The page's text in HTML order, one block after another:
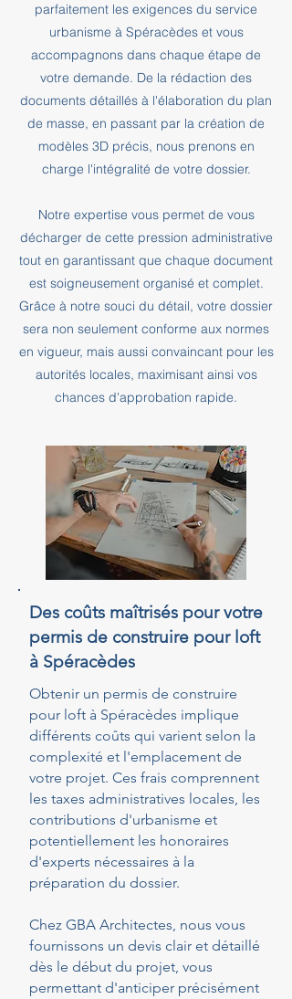
parfaitement les exigences du service
urbanisme à Spéracèdes et vous
accompagnons dans chaque étape de
votre demande. De la rédaction des
documents détaillés à l'élaboration du plan
de masse, en passant par la création de
modèles 3D précis, nous prenons en
charge l'intégralité de votre dossier.
Notre expertise vous permet de vous
décharger de cette pression administrative
tout en garantissant que chaque document
est soigneusement organisé et complet.
Grâce à notre souci du détail, votre dossier
sera non seulement conforme aux normes
en vigueur, mais aussi convaincant pour les
autorités locales, maximisant ainsi vos
chances d'approbation rapide.
Des coûts maîtrisés pour votre
permis de construire pour loft
à Spéracèdes
Obtenir un permis de construire
pour loft à Spéracèdes implique
différents coûts qui varient selon la
complexité et l'emplacement de
votre projet. Ces frais comprennent
les taxes administratives locales, les
contributions d'urbanisme et
potentiellement les honoraires
d'experts nécessaires à la
préparation du dossier.
Chez GBA Architectes, nous vous
fournissons un devis clair et détaillé
dès le début du projet, vous
permettant d'anticiper précisément